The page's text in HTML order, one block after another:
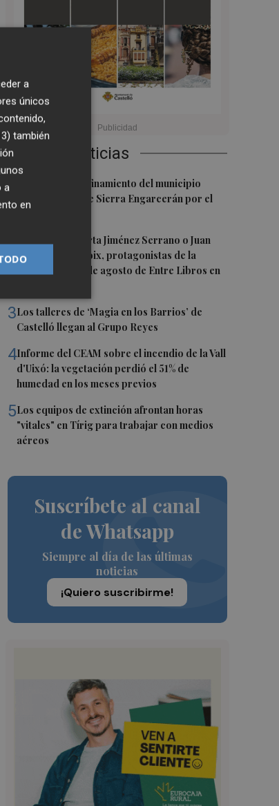
Últimas Noticias
1
Levantan el confinamiento del municipio
castellonense de Sierra Engarcerán por el
2 Juan Tallón, Marta Jiménez Serrano o Juan
Evaristo Valls Boix, protagonistas de la
programación de agosto de Entre Libros en
3Los talleres de ‘Magia en los Barrios’ de
Castelló llegan al Grupo Reyes
4Informe del CEAM sobre el incendio de la Vall
d'Uixó: la vegetación perdió el 51% de
humedad en los meses previos
5Los equipos de extinción afrontan horas
"vitales" en Tírig para trabajar con medios
aéreos
Suscríbete al canal
de Whatsapp
Siempre al día de las últimas
noticias
¡Quiero suscribirme!
a
únicos
también
a
en